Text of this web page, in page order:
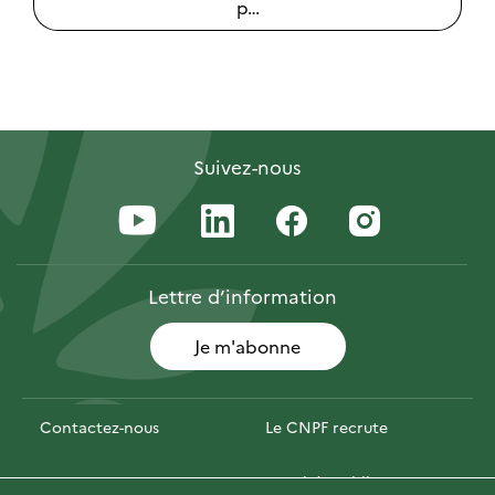
p…
Suivez-nous
Lettred’information
Je m'abonne
Contactez-nous Le CNPF recrute
Espace presse Marchés publics